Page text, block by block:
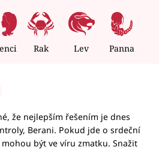
Rak Lev Panna
že nejlepším řešením je dnes
Berani. Pokud jde o srdeční
být ve víru zmatku. Snažit